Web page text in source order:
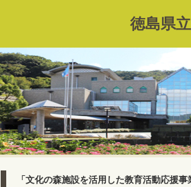
徳島県
「文化の森施設を活用した教育活動応援事